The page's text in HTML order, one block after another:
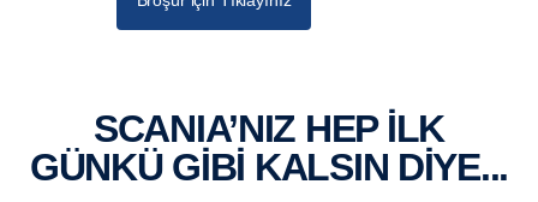
SCANIA’NIZ HEP İLK
GÜNKÜ GİBİ KALSIN DİYE...